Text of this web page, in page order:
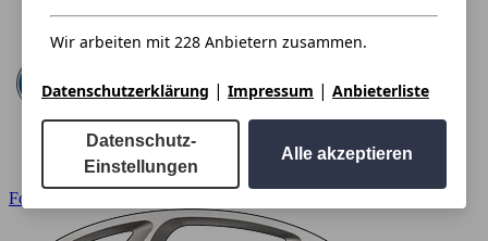
Ford
Wir arbeiten mit 228 Anbietern zusammen.
Datenschutzerklärung | Impressum | Anbieterliste
Datenschutz-
Einstellungen
Alle akzeptieren